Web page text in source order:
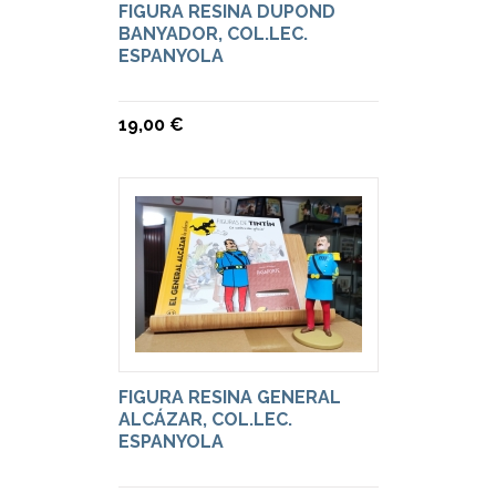
FIGURA RESINA DUPOND
BANYADOR, COL.LEC.
ESPANYOLA
19,00 €
FIGURA RESINA GENERAL
ALCÁZAR, COL.LEC.
ESPANYOLA